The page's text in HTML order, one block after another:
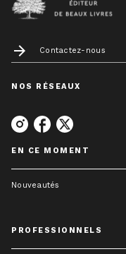
arrow_forward Contactez-nous
NOS RÉSEAUX
EN CE MOMENT
Nouveautés
PROFESSIONNELS